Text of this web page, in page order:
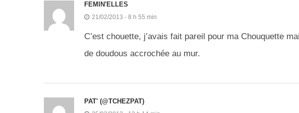
FEMIN'ELLES
21/02/2013 - 8 h 55 min
C’est chouette, j’avais fait pareil pour ma Chouquette
de doudous accrochée au mur.
PAT' (@TCHEZPAT)